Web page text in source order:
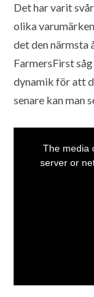
Det har varit
olika
det den närmsta
FarmersFirst
dynamik för att
senare kan man